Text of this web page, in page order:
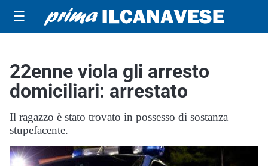
☰
22enne viola gli arresto
domiciliari: arrestato
Il ragazzo è stato trovato in possesso di sostanza
stupefacente.